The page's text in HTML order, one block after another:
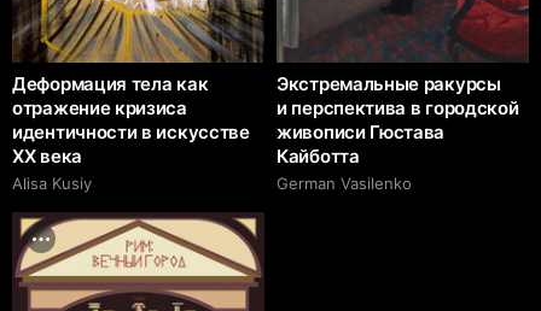
Деформация тела как
отражение кризиса
идентичности в искусстве
XX века
Alisa Kusiy
Экстремальные ракурсы
и перспектива в городской
живописи Гюстава
Кайботта
German Vasilenko